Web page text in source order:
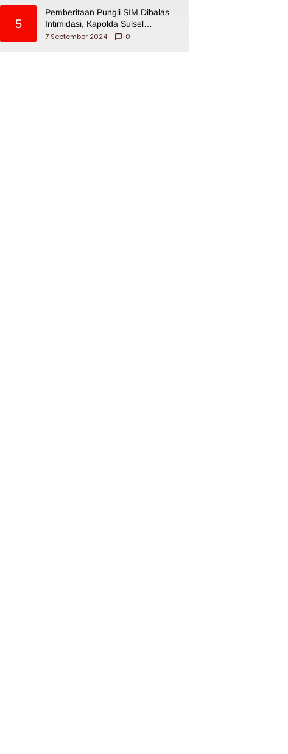
5
Pemberitaan Pungli SIM Dibalas
Intimidasi, Kapolda Sulsel
Dikecam PJI Sulsel
7 September 2024 0